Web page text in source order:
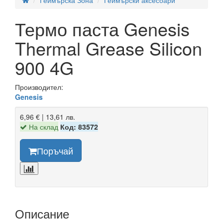
Термо паста Genesis
Thermal Grease Silicon
900 4G
Производител:
Genesis
6,96 € | 13,61 лв.
На склад Код: 83572
Поръчай
Описание